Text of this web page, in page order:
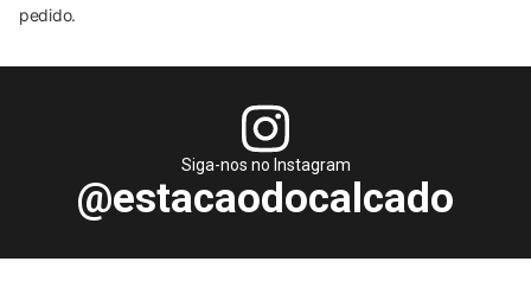
pedido.
Siga-nos no Instagram
@estacaodocalcado